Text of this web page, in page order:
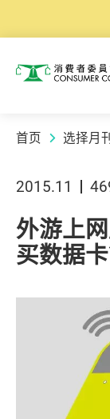
消费者委员会
首页 选择月
2015.11
外游上
买数据卡